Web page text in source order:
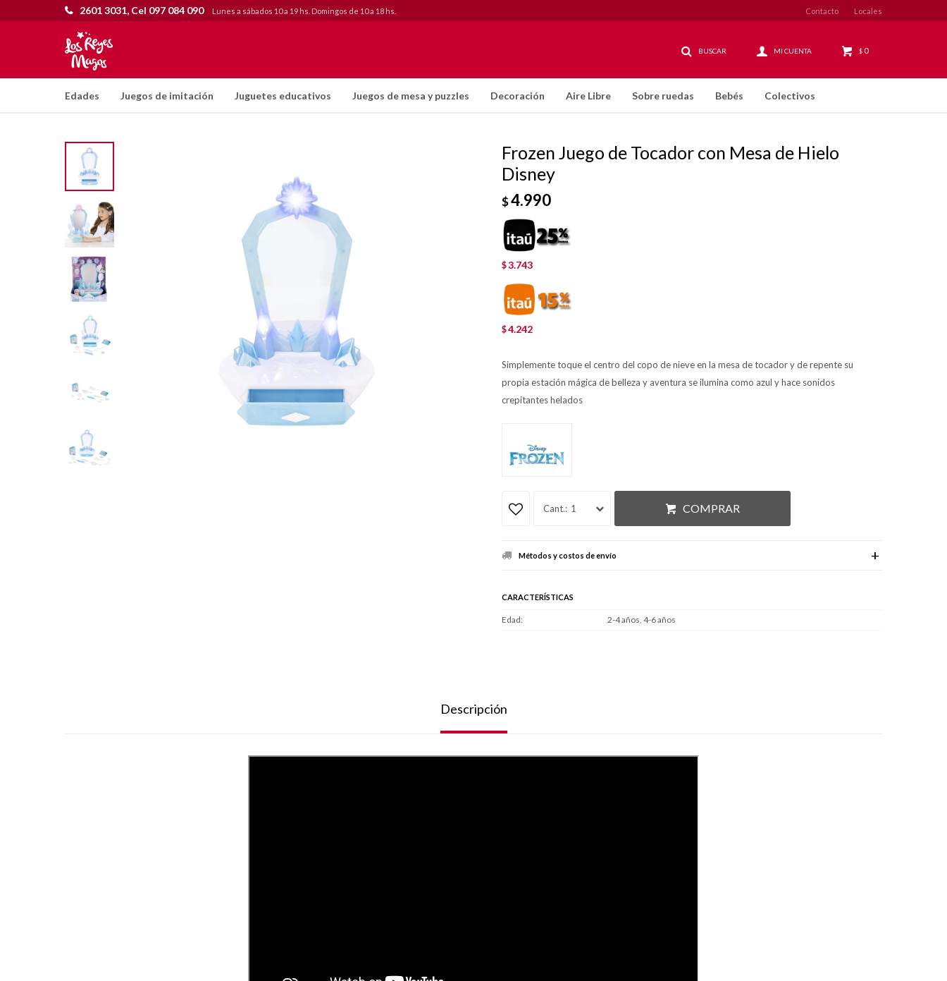
Edades Juegos de imitación Juguetes educativos Juegos de mesa y puzzles Decoración Aire Libre Sobre ruedas Bebés Colectivos
$ 0
2601 3031, Cel 097 084 090 Lunes a sábados 10 a 19 hs. Domingos de 10 a 18 hs. Contacto Locales
Frozen Juego de Tocador con Mesa de Hielo
Disney
$4.990
$3.743
$4.242
Simplemente toque el centro del copo de nieve en la mesa de tocador y de repente su
propia estación mágica de belleza y aventura se ilumina como azul y hace sonidos
crepitantes helados
1 COMPRAR
Métodos y costos de envío
CARACTERÍSTICAS
Edad 2-4 años, 4-6 años
Descripción